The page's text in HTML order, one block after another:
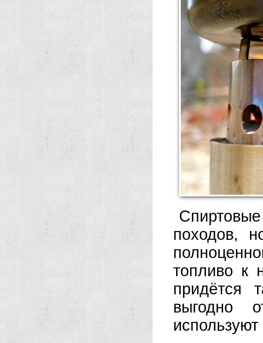
походов,
топливо к
придётся
выгодно